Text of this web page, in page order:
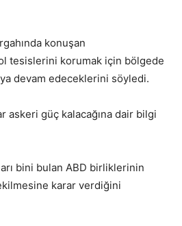
konuşan
tesislerini korumak için bölgede
devam edeceklerini söyledi.
askeri güç kalacağına dair bilgi
bini bulan ABD birliklerinin
karar verdiğini